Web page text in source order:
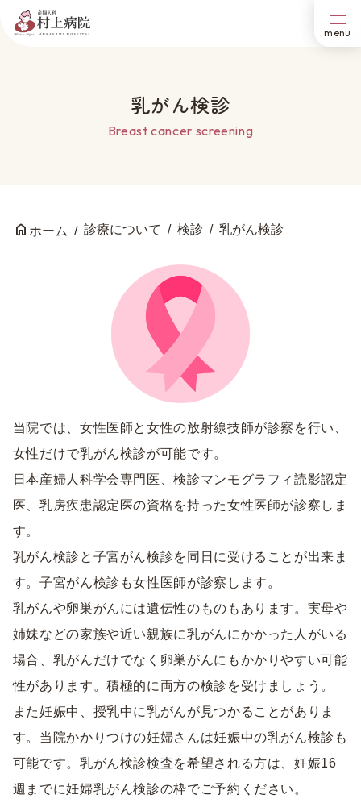
乳がん検診
Breast cancer screening
ホーム 診療について 検診 乳がん検診
当院では、女性医師と女性の放射線技師が診察を行い、
女性だけで乳がん検診が可能です。
日本産婦人科学会専門医、検診マンモグラフィ読影認定
医、乳房疾患認定医の資格を持った女性医師が診察しま
す。
乳がん検診と子宮がん検診を同日に受けることが出来ま
す。子宮がん検診も女性医師が診察します。
乳がんや卵巣がんには遺伝性のものもあります。実母や
姉妹などの家族や近い親族に乳がんにかかった人がいる
場合、乳がんだけでなく卵巣がんにもかかりやすい可能
性があります。積極的に両方の検診を受けましょう。
また妊娠中、授乳中に乳がんが見つかることがありま
す。当院かかりつけの妊婦さんは妊娠中の乳がん検診も
可能です。乳がん検診検査を希望される方は、妊娠16
週までに妊婦乳がん検診の枠でご予約ください。